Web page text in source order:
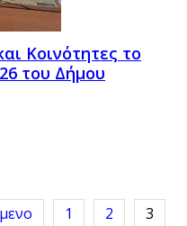
Κοινότητες το
του Δήμου
1 2
3